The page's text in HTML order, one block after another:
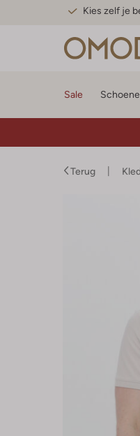
Kies zelf je
Sale
Terug